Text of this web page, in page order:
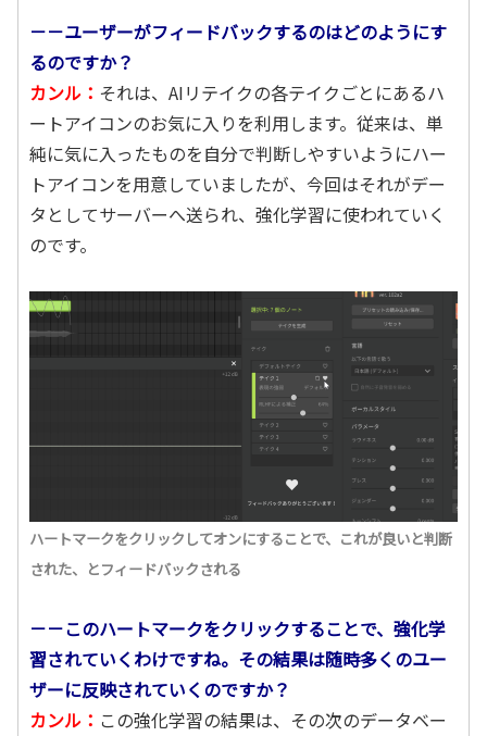
－－ユーザーがフィードバックするのはどのようにす
るのですか？
カンル： それは、AIリテイクの各テイクごとにあるハ
ートアイコンのお気に入りを利用します。従来は、単
純に気に入ったものを自分で判断しやすいようにハー
トアイコンを用意していましたが、今回はそれがデー
タとしてサーバーへ送られ、強化学習に使われていく
のです。
ハートマークをクリックしてオンにすることで、これが良いと判断
された、とフィードバックされる
－－このハートマークをクリックすることで、強化学
習されていくわけですね。その結果は随時多くのユー
ザーに反映されていくのですか？
カンル： この強化学習の結果は、その次のデータベー